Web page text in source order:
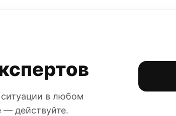
в любом
действуйте.